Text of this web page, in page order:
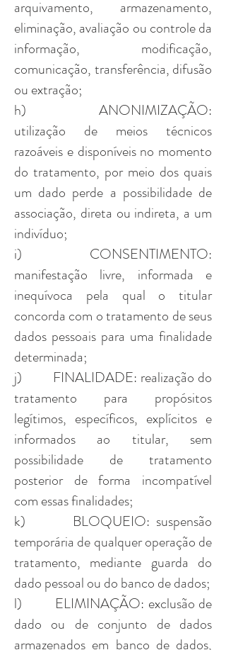
arquivamento, armazenamento,
eliminação, avaliação ou controle da
informação, modificação,
comunicação, transferência, difusão
ou extração;
h) ANONIMIZAÇÃO:
utilização de meios técnicos
razoáveis e disponíveis no momento
do tratamento, por meio dos quais
um dado perde a possibilidade de
associação, direta ou indireta, a um
indivíduo;
i) CONSENTIMENTO:
manifestação livre, informada e
inequívoca pela qual o titular
concorda com o tratamento de seus
dados pessoais para uma finalidade
determinada;
j) FINALIDADE: realização do
tratamento para propósitos
legítimos, específicos, explícitos e
informados ao titular, sem
possibilidade de tratamento
posterior de forma incompatível
com essas finalidades;
k) BLOQUEIO: suspensão
temporária de qualquer operação de
tratamento, mediante guarda do
dado pessoal ou do banco de dados;
l) ELIMINAÇÃO: exclusão de
dado ou de conjunto de dados
armazenados em banco de dados,